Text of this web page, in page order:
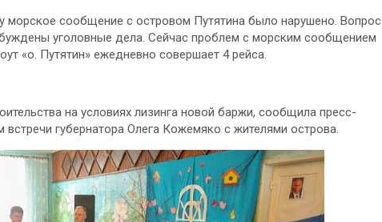
морское сообщение с островом Путятина было нарушено. Вопрос
уголовные дела. Сейчас проблем с морским сообщением
«о. Путятин» ежедневно совершает 4 рейса.
на условиях лизинга новой баржи, сообщила пресс-
встречи губернатора Олега Кожемяко с жителями острова.